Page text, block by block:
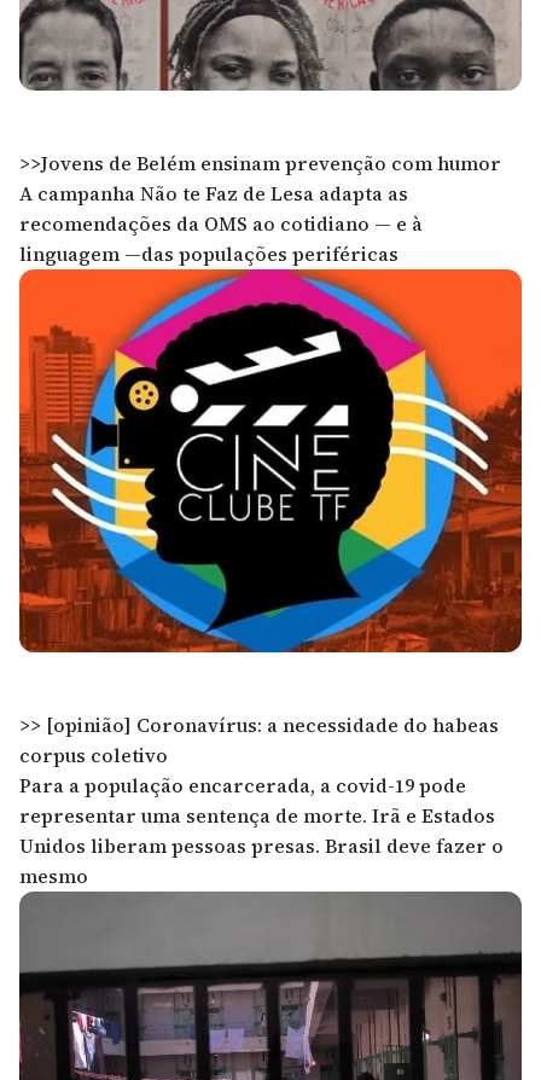
>>Jovens de Belém ensinam prevenção com humor
A campanha Não te Faz de Lesa adapta as
recomendações da OMS ao cotidiano — e à
linguagem —das populações periféricas
>> [opinião] Coronavírus: a necessidade do habeas
corpus coletivo
Para a população encarcerada, a covid-19 pode
representar uma sentença de morte. Irã e Estados
Unidos liberam pessoas presas. Brasil deve fazer o
mesmo